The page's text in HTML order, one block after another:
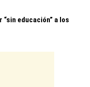
educación” a los